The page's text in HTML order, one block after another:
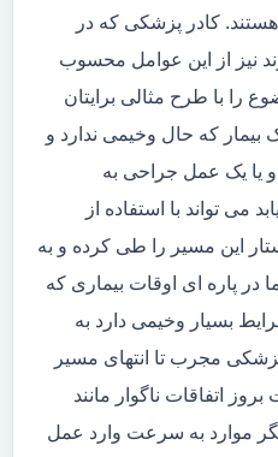
کادر پزشکی که در
نیز از این عوامل محسوب
را با طرح مثالی برایتان
که حال وخیمی ندارد و
یا یک عمل جراحی به
می تواند با استفاده از
این مسیر را طی کرده و به
پاره ای اوقات بیماری که
بسیار وخیمی دارد به
مجرب تا انتهای مسیر
اتفاقات ناگوار مانند
موارد به سرعت وارد عمل